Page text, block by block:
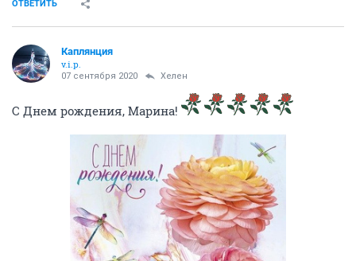
ОТВЕТИТЬ
Каплянция
v.i.p.
07 сентября 2020 Хелен
С Днем рождения, Марина!